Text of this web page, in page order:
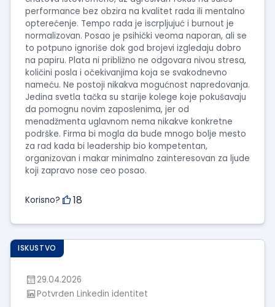
performance bez obzira na kvalitet rada ili mentalno
opterećenje. Tempo rada je iscrpljujuć i burnout je
normalizovan. Posao je psihički veoma naporan, ali se
to potpuno ignoriše dok god brojevi izgledaju dobro
na papiru. Plata ni približno ne odgovara nivou stresa,
količini posla i očekivanjima koja se svakodnevno
nameću. Ne postoji nikakva mogućnost napredovanja.
Jedina svetla tačka su starije kolege koje pokušavaju
da pomognu novim zaposlenima, jer od
menadžmenta uglavnom nema nikakve konkretne
podrške. Firma bi mogla da bude mnogo bolje mesto
za rad kada bi leadership bio kompetentan,
organizovan i makar minimalno zainteresovan za ljude
koji zapravo nose ceo posao.
Korisno? 18
ISKUSTVO
29.04.2026
Potvrđen Linkedin identitet